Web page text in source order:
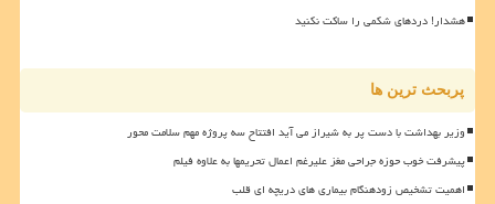
هشدار! دردهای شکمی را ساکت نکنید
پربحث ترین ها
وزیر بهداشت با دست پر به شیراز می آید افتتاح سه پروژه مهم سلامت محور
پیشرفت خوب حوزه جراحی مغز علیرغم اعمال تحریمها به علاوه فیلم
اهمیت تشخیص زودهنگام بیماری های دریچه ای قلب